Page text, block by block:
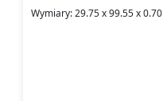
Wymiary: 29.75 x 99.55 x 0.70